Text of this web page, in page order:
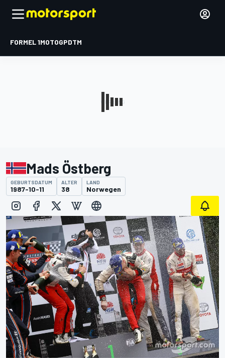
FORMEL 1MOTOGPDTM
Mads Östberg
GEBURTSDATUM
1987-10-11
ALTER
38
LAND
Norwegen